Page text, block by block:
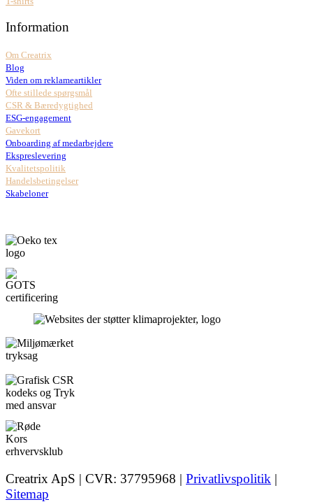
Information
Om Creatrix
Blog
Viden om reklameartikler
Ofte stillede spørgsmål
CSR & Bæredygtighed
ESG-engagement
Gavekort
Onboarding af medarbejdere
Ekspreslevering
Kvalitetspolitik
Handelsbetingelser
Skabeloner
Creatrix ApS | CVR: 37795968 | Privatlivspolitik |
Sitemap